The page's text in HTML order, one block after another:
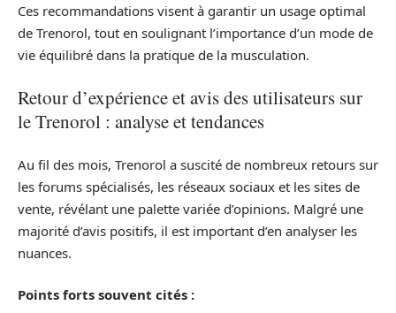
Ces recommandations visent à garantir un usage optimal
de Trenorol, tout en soulignant l’importance d’un mode de
vie équilibré dans la pratique de la musculation.
Retour d’expérience et avis des utilisateurs sur
le Trenorol : analyse et tendances
Au fil des mois, Trenorol a suscité de nombreux retours sur
les forums spécialisés, les réseaux sociaux et les sites de
vente, révélant une palette variée d’opinions. Malgré une
majorité d’avis positifs, il est important d’en analyser les
nuances.
Points forts souvent cités :